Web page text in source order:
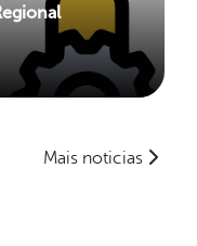
Mais noticias